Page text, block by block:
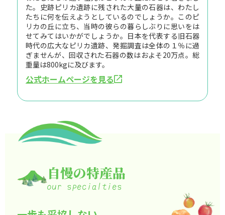
た。史跡ピリカ遺跡に残された大量の石器は、わたし
たちに何を伝えようとしているのでしょうか。このピ
リカの丘に立ち、当時の彼らの暮らしぶりに思いをは
せてみてはいかがでしょうか。日本を代表する旧石器
時代の広大なピリカ遺跡、発掘調査は全体の１％に過
ぎませんが、回収された石器の数はおよそ20万点。総
重量は800kgに及びます。
公式ホームページを見る
自慢の特産品